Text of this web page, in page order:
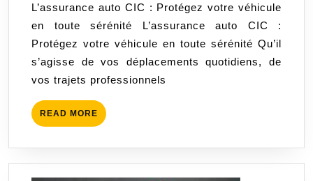
Protégez
votre
véhicule
en
toute
L’assurance auto CIC : Protégez votre véhicule
en toute sérénité L’assurance auto CIC :
Protégez votre véhicule en toute sérénité Qu’il
s’agisse de vos déplacements quotidiens, de
vos trajets professionnels
READ MORE READ
MORE